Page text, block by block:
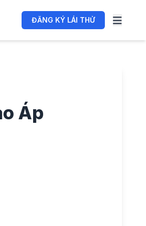
ĐĂNG KÝ LÁI THỬ
Áp